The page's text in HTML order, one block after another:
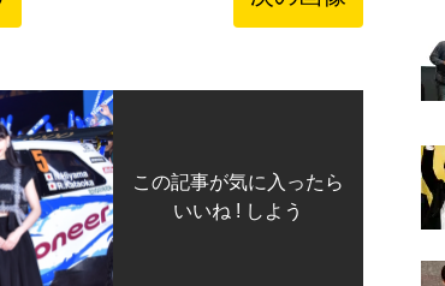
この記事が気に入ったら
いいね ! しよう